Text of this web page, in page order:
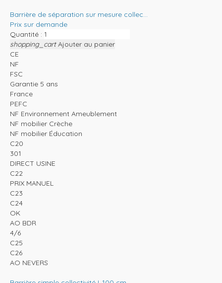
Barrière de séparation sur mesure collec...
Prix sur demande
Quantité :
shopping_cart Ajouter au panier
CE
NF
FSC
Garantie 5 ans
France
PEFC
NF Environnement Ameublement
NF mobilier Crèche
NF mobilier Éducation
C20
301
DIRECT USINE
C22
PRIX MANUEL
C23
C24
OK
AO BDR
4/6
C25
C26
AO NEVERS